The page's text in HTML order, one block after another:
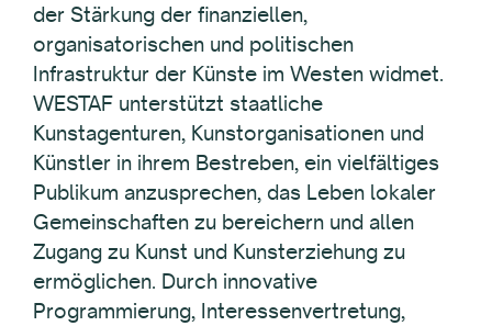
der Stärkung der finanziellen,
organisatorischen und politischen
Infrastruktur der Künste im Westen widmet.
WESTAF unterstützt staatliche
Kunstagenturen, Kunstorganisationen und
Künstler in ihrem Bestreben, ein vielfältiges
Publikum anzusprechen, das Leben lokaler
Gemeinschaften zu bereichern und allen
Zugang zu Kunst und Kunsterziehung zu
ermöglichen. Durch innovative
Programmierung, Interessenvertretung,